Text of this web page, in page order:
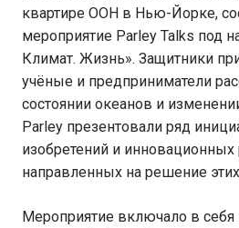
квартире ООН в Нью-Йорке,
мероприятие Parley Talks под
Климат. Жизнь». Защитники
учёные и предприниматели
состоянии океанов и
Parley презентовали ряд
изобретений и инновационных
направленных на решение
Мероприятие включало в